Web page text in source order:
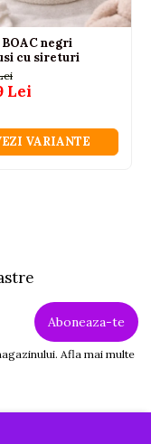
negri
cu sireturi
Lei
VARIANTE
Afla mai multe